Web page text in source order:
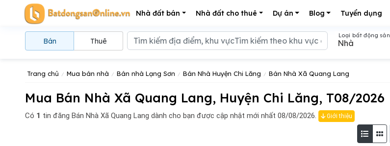
Nhà đất bán Nhà đất cho thuê Dự án Blog Tuyển dụng
Trang chủ Mua bán nhà Bán nhà Lạng Sơn Bán Nhà Huyện Chi Lăng Bán Nhà Xã Quang Lang
Mua Bán Nhà Xã Quang Lang, Huyện Chi Lăng, T08/2026
Có 1 tin đăng Bán Nhà Xã Quang Lang dành cho bạn được cập nhật mới nhất 08/08/2026. Giới thiệu
Bán Thuê
Loại bất động sản
Nhà